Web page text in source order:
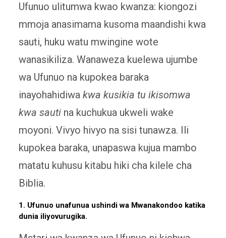
Ufunuo ulitumwa kwao kwanza: kiongozi
mmoja anasimama kusoma maandishi kwa
sauti, huku watu mwingine wote
wanasikiliza. Wanaweza kuelewa ujumbe
wa Ufunuo na kupokea baraka
inayohahidiwa kwa kusikia tu ikisomwa
kwa sautina kuchukua ukweli wake
moyoni. Vivyo hivyo na sisi tunawza. Ili
kupokea baraka, unapaswa kujua mambo
matatu kuhusu kitabu hiki cha kilele cha
Biblia.
1. Ufunuo unafunua ushindi wa Mwanakondoo katika
dunia iliyovurugika.